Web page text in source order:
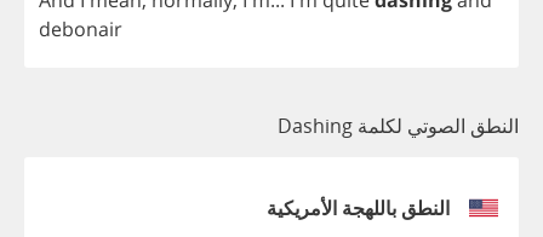
debonair
النطق الصوتي لكلمة Dashing
النطق باللهجة الأمريكية